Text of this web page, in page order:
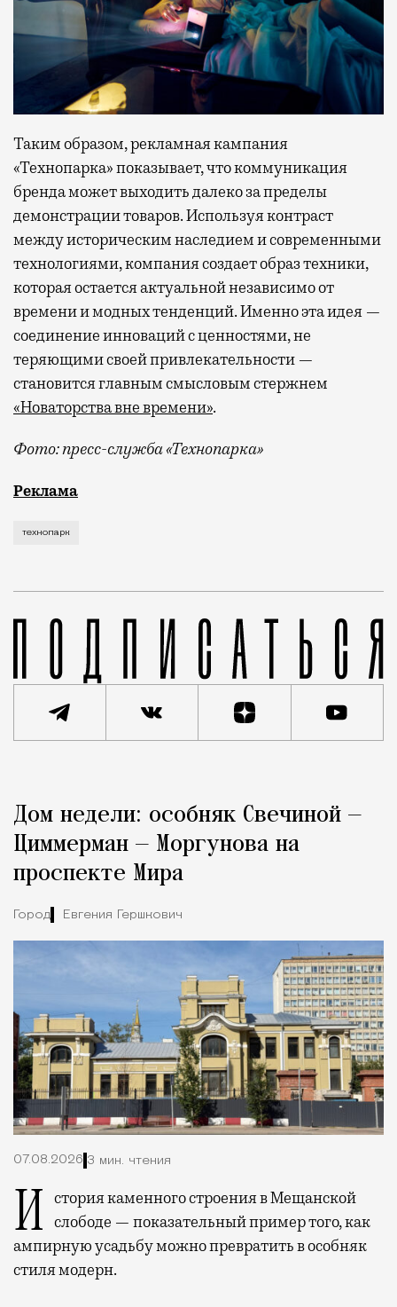
Таким образом, рекламная кампания
«Технопарка» показывает, что коммуникация
бренда может выходить далеко за пределы
демонстрации товаров. Используя контраст
между историческим наследием и современными
технологиями, компания создает образ техники,
которая остается актуальной независимо от
времени и модных тенденций. Именно эта идея —
соединение инноваций с ценностями, не
теряющими своей привлекательности —
становится главным смысловым стержнем
«Новаторства вне времени».
Фото: пресс-служба «Технопарка»
Рекламные кампании техники редко выходят за
Реклама
технопарк
Город
Дом недели: особняк Свечиной —
Циммерман — Моргунова на
проспекте Мира
Город Евгения Гершкович
07.08.2026 3 мин. чтения
История каменного строения в Мещанской слободе — показательный пример того, как
ампирную усадьбу можно превратить в особняк
стиля модерн.